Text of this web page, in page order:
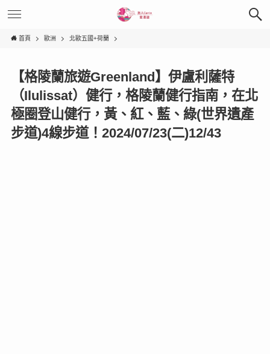
首頁 歐洲 北歐五國+荷蘭
【格陵蘭旅遊Greenland】伊盧利薩特
（Ilulissat）健行，格陵蘭健行指南，在北
極圈登山健行，黃、紅、藍、綠(世界遺產
步道)4線步道！2024/07/23(二)12/43